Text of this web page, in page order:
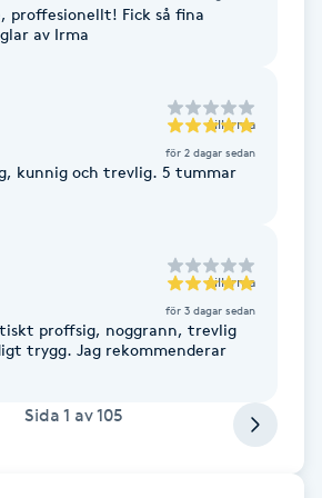
proffesionellt! Fick så fina
av Irma
till Irma
för 2 dagar sedan
kunnig och trevlig. 5 tummar
till Irma
för 3 dagar sedan
proffsig, noggrann, trevlig
trygg. Jag rekommenderar
Sida 1 av105